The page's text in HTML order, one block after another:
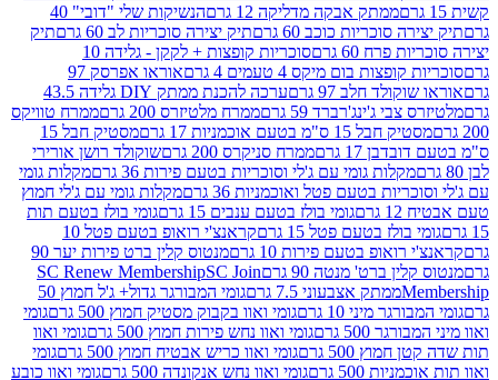
ממתק אבקה מדליקה 12 גרם
הנשיקות שלי "דובי" 40
סוכריות כוכב 60 גרם
תיק יצירה סוכריות לב 60 גרם
תיק
פרח 60 גרם
סוכריות קופצות + לקקן - גלידה 10
בום מיקס 4 טעמים 4 גרם
אוראו אפרסק 97
חלב 97 גרם
ערכה להכנת ממתק DIY גלידה 43.5
ג'ינג'רברד 59 גרם
ממרח מלטיזרס 200 גרם
ממרח טוויקס
15 ס"מ בטעם אוכמניות 17 גרם
מסטיק חבל 15
17 גרם
ממרח סניקרס 200 גרם
שוקולד רושן אורירי
מקלות גומי עם ג'לי וסוכריות בטעם פירות 36 גרם
מקלות גומי
בטעם פטל ואוכמניות 36 גרם
מקלות גומי עם ג'לי חמוץ
גומי בולז בטעם ענבים 15 גרם
גומי בולז בטעם תות
בולז בטעם פטל 15 גרם
קראנצ'י רואופ בטעם פטל 10
בטעם פירות 10 גרם
מנטוס קלין ברט פירות יער 90
ברט' מנטה 90 גרם
SC Renew MembershipSC Join
ממתק אצבעוני 7.5 גרם
גומי המבורגר גדול+ ג'ל חמוץ 50
מיני 10 גרם
גומי ואוו בקבוק מסטיק חמוץ 500 גרם
גומי
500 גרם
גומי ואוו נחש פירות חמוץ 500 גרם
גומי ואוו
500 גרם
גומי ואוו כריש אבטיח חמוץ 500 גרם
גומי
500 גרם
גומי ואוו נחש אנקונדה 500 גרם
גומי ואוו כובע